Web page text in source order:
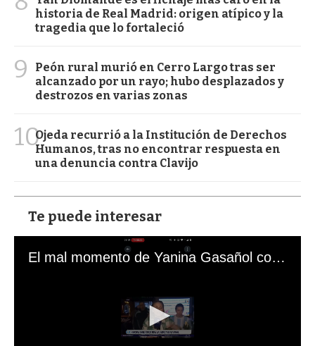
historia de Real Madrid: origen atípico y la
tragedia que lo fortaleció
9
Peón rural murió en Cerro Largo tras ser
alcanzado por un rayo; hubo desplazados y
destrozos en varias zonas
10Ojeda recurrió a la Institución de Derechos
Humanos, tras no encontrar respuesta en
una denuncia contra Clavijo
Te puede interesar
El mal momento de Yanina Gasañol con un hincha argentino en "Subrayado"